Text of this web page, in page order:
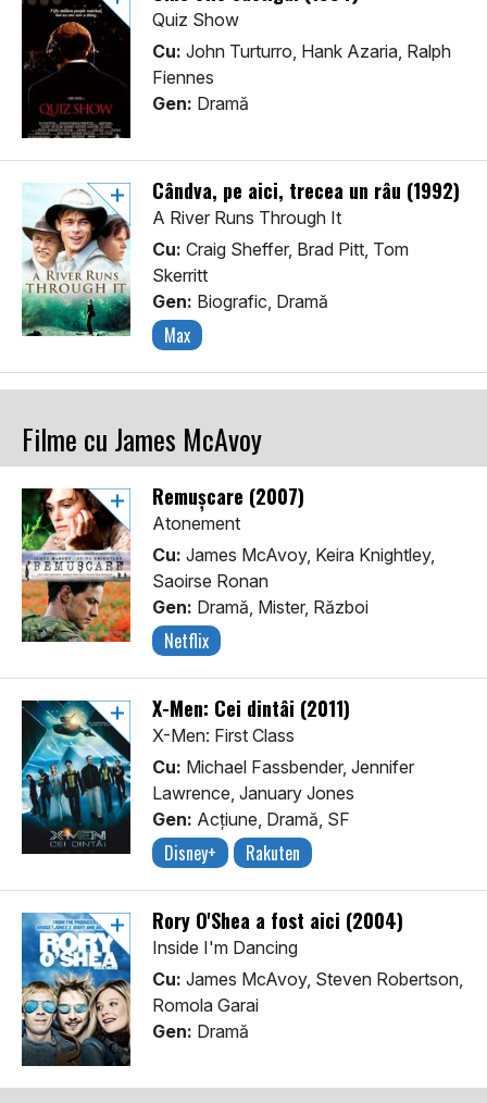
Quiz Show
Cu: John Turturro, Hank Azaria, Ralph
Fiennes
Gen: Dramă
Cândva, pe aici, trecea un râu (1992)
A River Runs Through It
Cu: Craig Sheffer, Brad Pitt, Tom
Skerritt
Gen: Biografic, Dramă
Max
Filme cu James McAvoy
Remușcare (2007)
Atonement
Cu: James McAvoy, Keira Knightley,
Saoirse Ronan
Gen: Dramă, Mister, Război
Netflix
X-Men: Cei dintâi (2011)
X-Men: First Class
Cu: Michael Fassbender, Jennifer
Lawrence, January Jones
Gen: Acţiune, Dramă, SF
Disney+ Rakuten
Rory O'Shea a fost aici (2004)
Inside I'm Dancing
Cu: James McAvoy, Steven Robertson,
Romola Garai
Gen: Dramă